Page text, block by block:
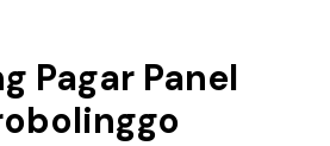
Pagar Panel